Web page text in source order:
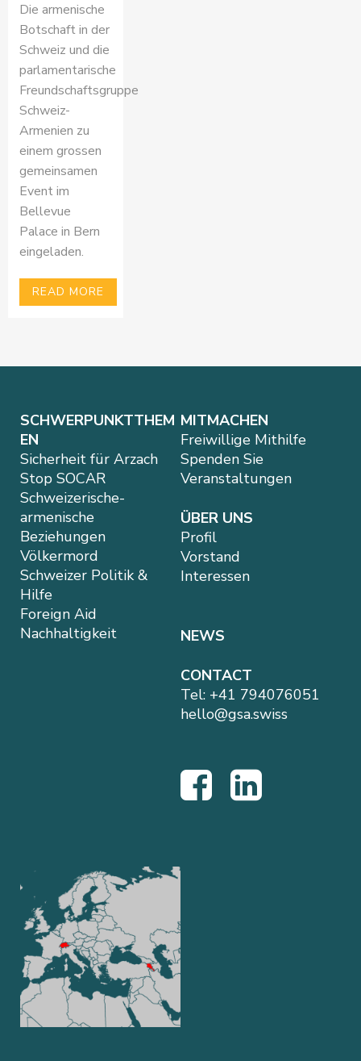
Die armenische
Botschaft in der
Schweiz und die
parlamentarische
Freundschaftsgruppe
Schweiz-
Armenien zu
einem grossen
gemeinsamen
Event im
Bellevue
Palace in Bern
eingeladen.
READ MORE
SCHWERPUNKTTHEM
EN
Sicherheit für Arzach
Stop SOCAR
Schweizerische-
armenische
Beziehungen
Völkermord
Schweizer Politik &
Hilfe
Foreign Aid
Nachhaltigkeit
MITMACHEN
Freiwillige Mithilfe
Spenden Sie
Veranstaltungen
ÜBER UNS
Profil
Vorstand
Interessen
NEWS
CONTACT
Tel: +41 794076051
hello@gsa.swiss